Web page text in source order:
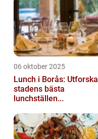
06 oktober 2025
Lunch i Borås: Utforska
stadens bästa
lunchställen...